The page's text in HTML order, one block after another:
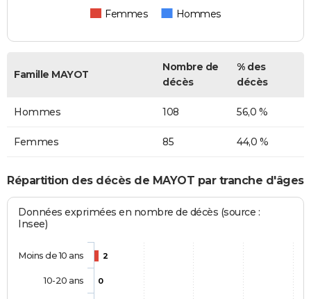
Femmes Hommes
Famille MAYOT
Nombre de
décès
% des
décès
Hommes 108 56,0 %
Femmes 85 44,0 %
Répartition des décès de MAYOT par tranche d'âges
Données exprimées en nombre de décès (source :
Insee)
2
0
Moins de 10 ans
10-20 ans